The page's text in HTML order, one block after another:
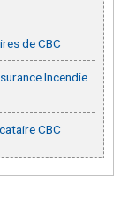
de CBC
Incendie
CBC